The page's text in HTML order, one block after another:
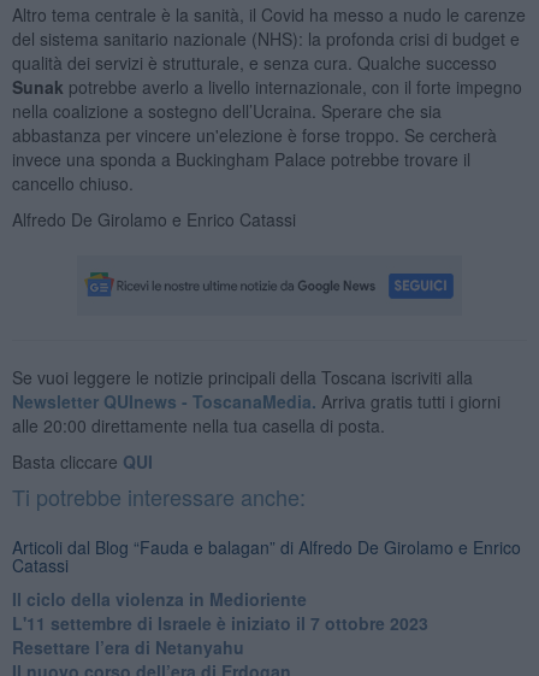
Altro tema centrale è la sanità, il Covid ha messo a nudo le carenze
del sistema sanitario nazionale (NHS): la profonda crisi di budget e
qualità dei servizi è strutturale, e senza cura. Qualche successo
Sunak potrebbe averlo a livello internazionale, con il forte impegno
nella coalizione a sostegno dell’Ucraina. Sperare che sia
abbastanza per vincere un'elezione è forse troppo. Se cercherà
invece una sponda a Buckingham Palace potrebbe trovare il
cancello chiuso.
Alfredo De Girolamo e Enrico Catassi
Se vuoi leggere le notizie principali della Toscana iscriviti alla
Newsletter QUInews - ToscanaMedia. Arriva gratis tutti i giorni
alle 20:00 direttamente nella tua casella di posta.
Basta cliccare QUI
Ti potrebbe interessare anche:
Articoli dal Blog “Fauda e balagan” di Alfredo De Girolamo e Enrico
Catassi
Il ciclo della violenza in Medioriente
L'11 settembre di Israele è iniziato il 7 ottobre 2023
Resettare l’era di Netanyahu
​Il nuovo corso dell’era di Erdogan